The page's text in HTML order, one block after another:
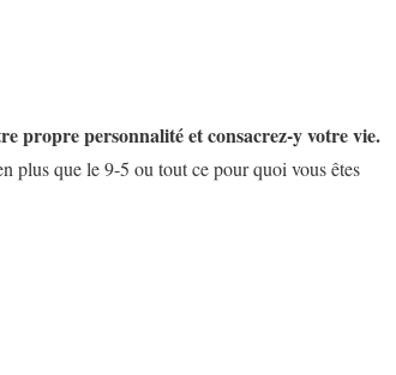
propre personnalité et consacrez-y votre vie.
plus que le 9-5 ou tout ce pour quoi vous êtes